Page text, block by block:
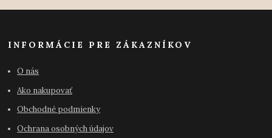
INFORMÁCIE PRE ZÁKAZNÍKOV
O nás
Ako nakupovať
Obchodné podmienky
Ochrana osobných údajov